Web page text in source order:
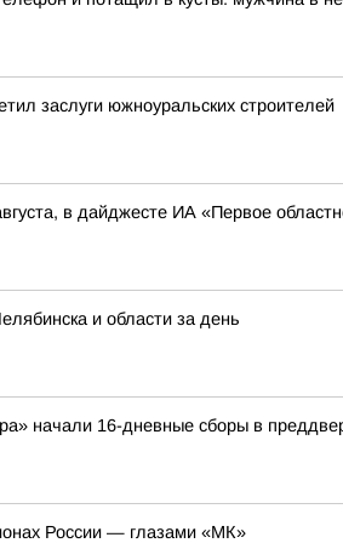
заслуги южноуральских строителей
в дайджесте ИА «Первое
и области за день
начали 16-дневные сборы в
России — глазами «МК»